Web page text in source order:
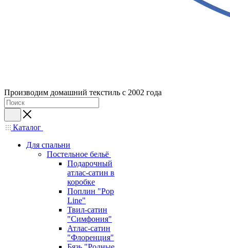
Производим домашний текстиль с 2002 года
Каталог
Для спальни
Постельное бельё
Подарочный
атлас-сатин в
коробке
Поплин "Pop
Line"
Твил-сатин
"Симфония"
Атлас-сатин
"Флоренция"